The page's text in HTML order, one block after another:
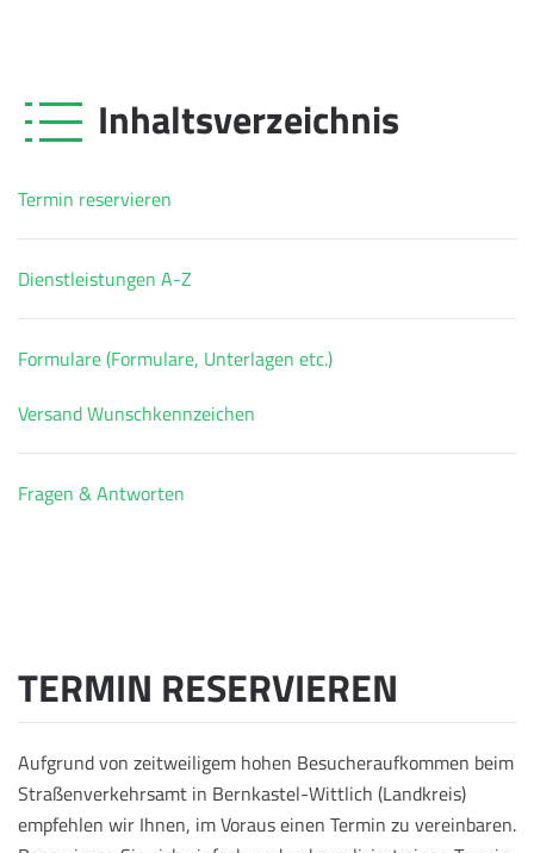
Inhaltsverzeichnis
Termin reservieren
Dienstleistungen A-Z
Formulare (Formulare, Unterlagen etc.)
Versand Wunschkennzeichen
Fragen & Antworten
TERMIN RESERVIEREN
Aufgrund von zeitweiligem hohen Besucheraufkommen beim
Straßenverkehrsamt in Bernkastel-Wittlich (Landkreis)
empfehlen wir Ihnen, im Voraus einen Termin zu vereinbaren.